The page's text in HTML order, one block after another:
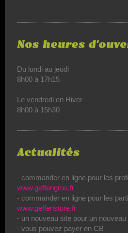
Nos heures
Du lundi au jeudi
8h00 à 17h15
Le vendredi en Hiver
8h00 à 15h30
Actualités
- commander en ligne pour les
www.geffengros.fr
- commander en ligne pour les
www.geffenstore.fr
- un nouveau site pour un
- vous pouvez payer en CB